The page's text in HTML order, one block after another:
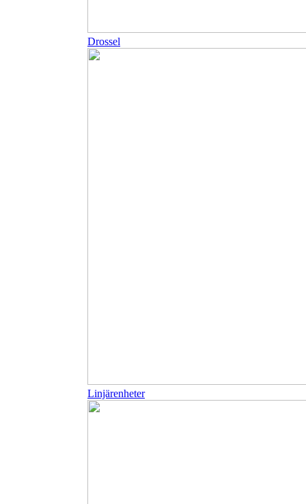
Drossel
Linjärenheter